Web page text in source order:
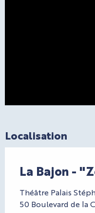
Localisation
La Bajon -
Théâtre Palais
50 Boulevard de la